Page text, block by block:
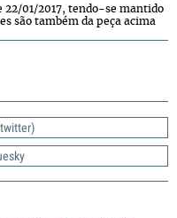
22/01/2017, tendo-se mantido
são também da peça acima